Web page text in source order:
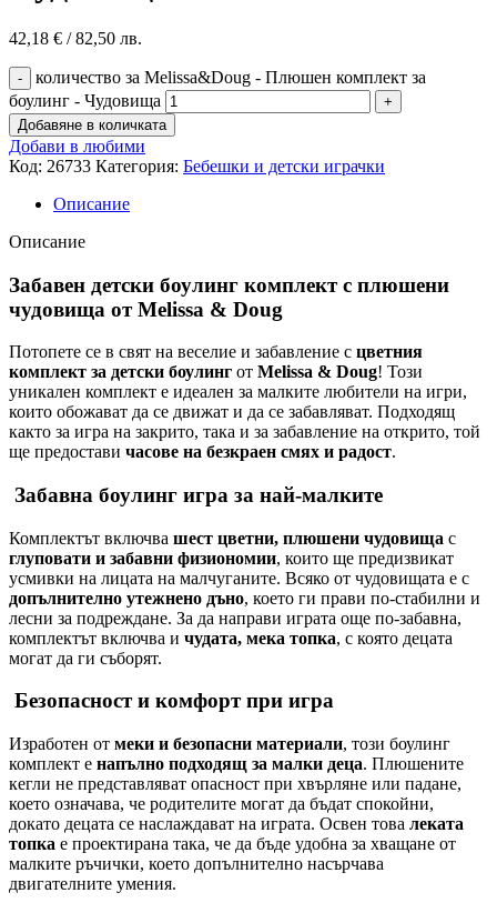
42,18 € / 82,50 лв.
количество за Melissa&Doug - Плюшен комплект за
боулинг - Чудовища
Добавяне в количката
Добави в любими
Код: 26733 Категория: Бебешки и детски играчки
Описание
Описание
Забавен детски боулинг комплект с плюшени
чудовища от Melissa & Doug
Потопете се в свят на веселие и забавление с цветния
комплект за детски боулинг от Melissa & Doug! Този
уникален комплект е идеален за малките любители на игри,
които обожават да се движат и да се забавляват. Подходящ
както за игра на закрито, така и за забавление на открито, той
ще предостави часове на безкраен смях и радост.
Забавна боулинг игра за най-малките
Комплектът включва шест цветни, плюшени чудовища с
глуповати и забавни физиономии, които ще предизвикат
усмивки на лицата на малчуганите. Всяко от чудовищата е с
допълнително утежнено дъно, което ги прави по-стабилни и
лесни за подреждане. За да направи играта още по-забавна,
комплектът включва и чудата, мека топка, с която децата
могат да ги съборят.
Безопасност и комфорт при игра
Изработен от меки и безопасни материали, този боулинг
комплект е напълно подходящ за малки деца. Плюшените
кегли не представляват опасност при хвърляне или падане,
което означава, че родителите могат да бъдат спокойни,
докато децата се наслаждават на играта. Освен това леката
топка е проектирана така, че да бъде удобна за хващане от
малките ръчички, което допълнително насърчава
двигателните умения.